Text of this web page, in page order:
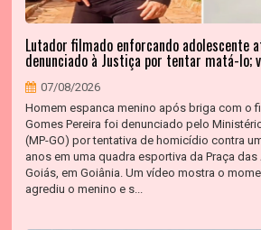
Lutador filmado enforcando adolescente
denunciado à Justiça por tentar matá-lo;
07/08/2026
Homem espanca menino após briga com o
Gomes Pereira foi denunciado pelo
(MP-GO) por tentativa de homicídio contra
anos em uma quadra esportiva da Praça
Goiás, em Goiânia. Um vídeo mostra o
agrediu o menino e s...